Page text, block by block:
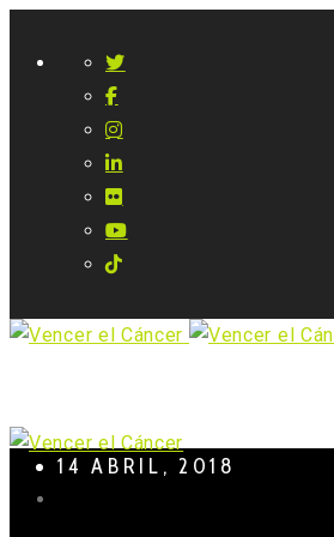
14 ABRIL, 2018